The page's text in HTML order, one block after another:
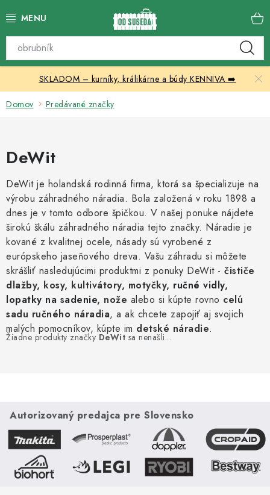
na
Katalóg produktov
Skleníky
Prístrešky
Vonkajšia dlažba
Kontakty
Kachle
SKLADOM – kurníky, králikárne a búdy KENNIVA ➡️
Domov Predávané značky
DeWit
DeWit je holandská rodinná firma, ktorá sa špecializuje na
výrobu záhradného náradia. Bola založená v roku 1898 a
dnes je v tomto odbore špičkou. V našej ponuke nájdete
širokú škálu záhradného náradia tejto značky. Náradie je
kované z kvalitnej ocele, násady sú vyrobené z
európskeho jaseňového dreva. Vašu záhradu si môžete
skrášliť nasledujúcimi produktmi z ponuky DeWit - čističe
dlažby, kosy, kultivátory, motyčky, ručné vidly,
lopatky na sadenie, nože alebo si kúpte rovno celú
sadu ručného náradia, a ak chcete zapojiť aj svojich
malých pomocníkov, kúpte im detské náradie.
Žiadne produkty značky DeWit sa nenašli...
Autorizovaný predajca pre Slovensko